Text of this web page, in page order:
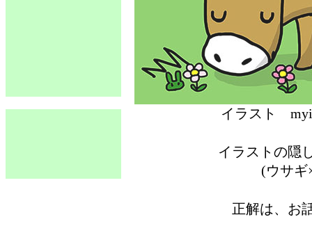
イラスト
イラストの隠
(ウサギ
正解は、お